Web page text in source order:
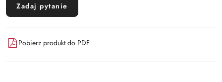
Zadaj pytanie
Pobierz produkt do PDF